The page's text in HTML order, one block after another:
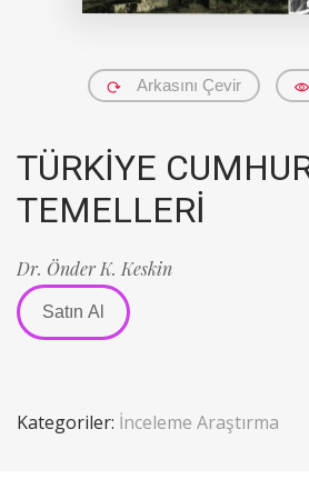
Arkasını Çevir
TÜRKİYE
TEMELLERİ
Dr. Önder K. Keskin
Satın Al
Kategoriler: İnceleme Araştırma